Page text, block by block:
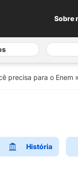
Sobre
precisa para o Enem
História